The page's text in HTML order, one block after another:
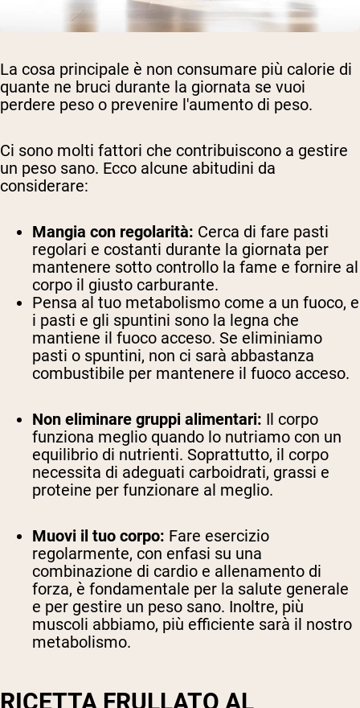
La cosa principale è non consumare più calorie di
quante ne bruci durante la giornata se vuoi
perdere peso o prevenire l'aumento di peso.
Ci sono molti fattori che contribuiscono a gestire
un peso sano. Ecco alcune abitudini da
considerare:
Mangia con regolarità: Cerca di fare pasti
regolari e costanti durante la giornata per
mantenere sotto controllo la fame e fornire al
corpo il giusto carburante.
Pensa al tuo metabolismo come a un fuoco, e
i pasti e gli spuntini sono la legna che
mantiene il fuoco acceso. Se eliminiamo
pasti o spuntini, non ci sarà abbastanza
combustibile per mantenere il fuoco acceso.
Non eliminare gruppi alimentari: Il corpo
funziona meglio quando lo nutriamo con un
equilibrio di nutrienti. Soprattutto, il corpo
necessita di adeguati carboidrati, grassi e
proteine per funzionare al meglio.
Muovi il tuo corpo: Fare esercizio
regolarmente, con enfasi su una
combinazione di cardio e allenamento di
forza, è fondamentale per la salute generale
e per gestire un peso sano. Inoltre, più
muscoli abbiamo, più efficiente sarà il nostro
metabolismo.
RICETTA FRULLATO AL